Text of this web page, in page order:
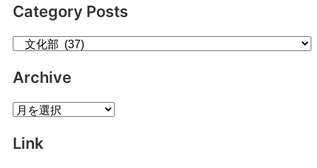
Category Posts
Category
Archive
Archive
Link